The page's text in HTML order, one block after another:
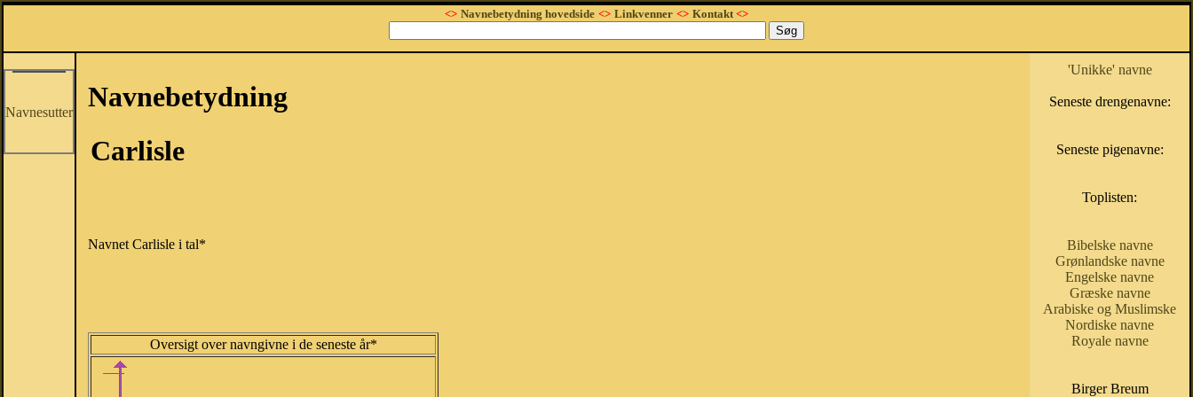
<> Navnebetydning hovedside <> Linkvenner <> Kontakt<>
Navnesutter
Navnebetydning
Carlisle
Navnet Carlisle i tal*
Oversigt over navngivne i de seneste år*
'Unikke' navne
Seneste drengenavne:
Seneste pigenavne:
Toplisten:
Bibelske navne
Grønlandske navne
Engelske navne
Græske navne
Arabiske og Muslimske
Nordiske navne
Royale navne
Birger Breum